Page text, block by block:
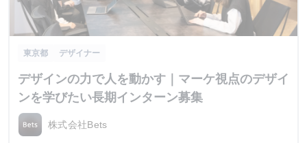
東京都 デザイナー
デザインの力で人を動かす｜マーケ視点のデザイ
ンを学びたい長期インターン募集
株式会社Bets